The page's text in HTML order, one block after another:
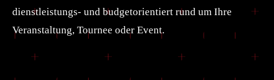
dienstleistungs- und budgetorientiert rund um Ihre
Veranstaltung, Tournee oder Event.